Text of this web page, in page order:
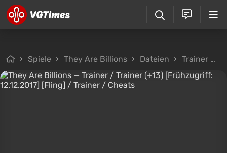
Spiele They Are Billions Dateien Trainer